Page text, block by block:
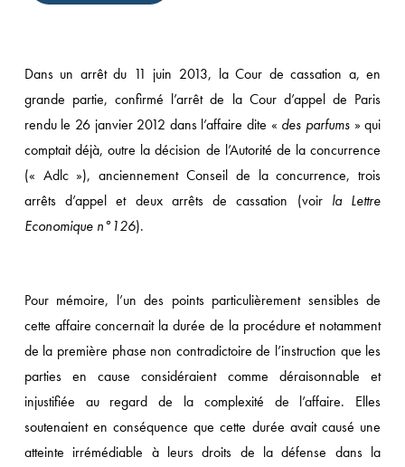
Dans un arrêt du 11 juin 2013, la Cour de cassation a, en
grande partie, confirmé l’arrêt de la Cour d’appel de Paris
rendu le 26 janvier 2012 dans l’affaire dite « des parfums» qui
comptait déjà, outre la décision de l’Autorité de la concurrence
(« Adlc »), anciennement Conseil de la concurrence, trois
arrêts d’appel et deux arrêts de cassation (voir la Lettre
Economique n°126).
Pour mémoire, l’un des points particulièrement sensibles de
cette affaire concernait la durée de la procédure et notamment
de la première phase non contradictoire de l’instruction que les
parties en cause considéraient comme déraisonnable et
injustifiée au regard de la complexité de l’affaire. Elles
soutenaient en conséquence que cette durée avait causé une
atteinte irrémédiable à leurs droits de la défense dans la